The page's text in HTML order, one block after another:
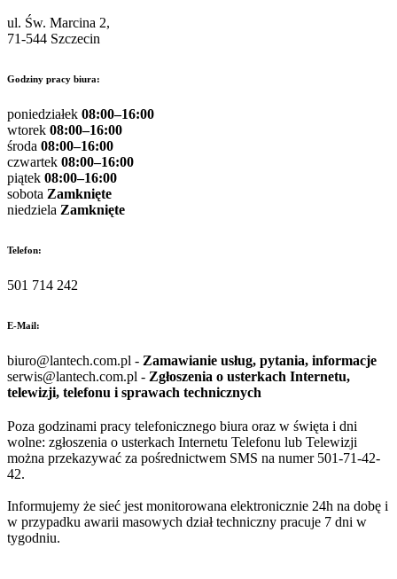
ul. Św. Marcina 2,
71-544 Szczecin
Godziny pracy biura:
poniedziałek 08:00–16:00
wtorek 08:00–16:00
środa 08:00–16:00
czwartek 08:00–16:00
piątek 08:00–16:00
sobota Zamknięte
niedziela Zamknięte
Telefon:
501 714 242
E-Mail:
biuro@lantech.com.pl - Zamawianie usług, pytania, informacje
serwis@lantech.com.pl - Zgłoszenia o usterkach Internetu,
telewizji, telefonu i sprawach technicznych
Poza godzinami pracy telefonicznego biura oraz w święta i dni
wolne: zgłoszenia o usterkach Internetu Telefonu lub Telewizji
można przekazywać za pośrednictwem SMS na numer 501-71-42-
42.
Informujemy że sieć jest monitorowana elektronicznie 24h na dobę i
w przypadku awarii masowych dział techniczny pracuje 7 dni w
tygodniu.